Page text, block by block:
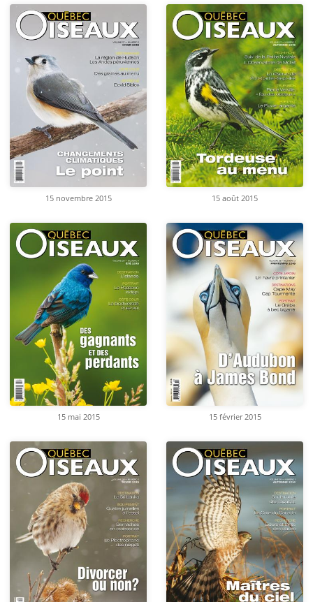
15 novembre 2015 15 août 2015
15 mai 2015 15 février 2015